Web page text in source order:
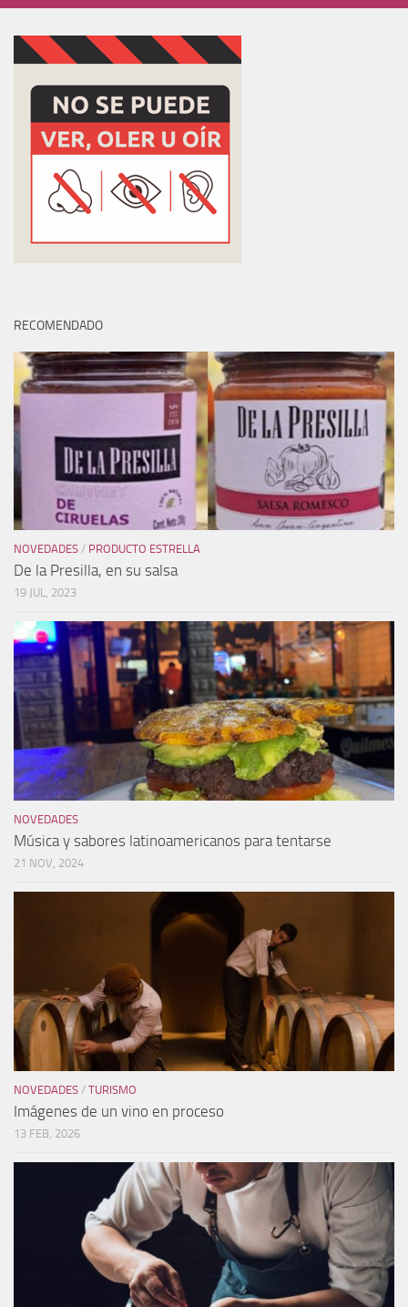
RECOMENDADO
NOVEDADES / PRODUCTO ESTRELLA
De la Presilla, en su salsa
19 JUL, 2023
NOVEDADES
Música y sabores latinoamericanos para tentarse
21 NOV, 2024
NOVEDADES / TURISMO
Imágenes de un vino en proceso
13 FEB, 2026